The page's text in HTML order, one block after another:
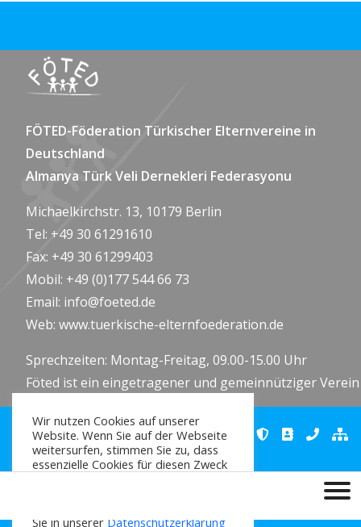
FÖTED-Föderation Türkischer Elternvereine in
Deutschland
Almanya Türk Veli Dernekleri Federasyonu
Michaelkirchstr. 13, 10179 Berlin
Tel: +49 30 61291610
Fax: +49 30 61299403
Mobil: +49 (0)177 544 66 73
Email: info@foeted.de
Web: www.tuerkische-elternfoederation.de
Sprechzeiten: Montag-Freitag, 09.00-15.00 Uhr
Föted ist ein eingetragener und gemeinnütziger Verein
Wir nutzen Cookies auf unserer
Website. Wenn Sie auf der Webseite
weitersurfen, stimmen Sie zu, dass
essenzielle Cookies für diesen Zweck
Sie in unserer Datenschutzerklärung